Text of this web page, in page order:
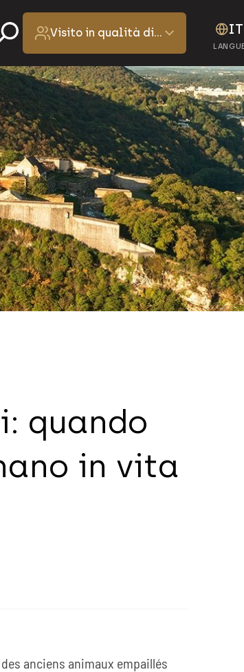
IT
Visito in qualità di…
quando
in vita
anciens animaux empaillés